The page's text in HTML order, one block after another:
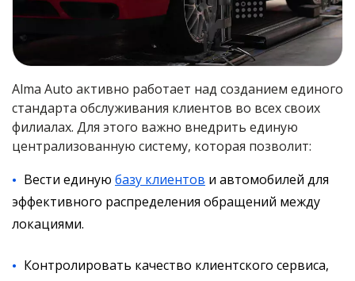
Alma Auto активно работает над созданием единого
стандарта обслуживания клиентов во всех своих
филиалах. Для этого важно внедрить единую
централизованную систему, которая позволит:
Вести единую базу клиентов и автомобилей для
эффективного распределения обращений между
локациями.
Контролировать качество клиентского сервиса,